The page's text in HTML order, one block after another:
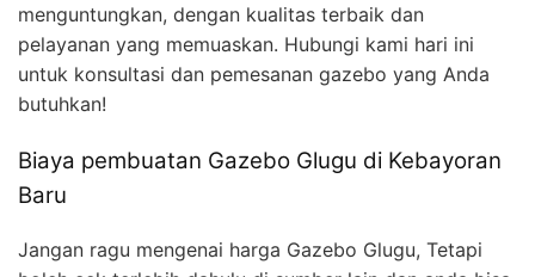
menguntungkan, dengan kualitas terbaik dan
pelayanan yang memuaskan. Hubungi kami hari ini
untuk konsultasi dan pemesanan gazebo yang Anda
butuhkan!
Biaya pembuatan Gazebo Glugu di Kebayoran
Baru
Jangan ragu mengenai harga Gazebo Glugu, Tetapi